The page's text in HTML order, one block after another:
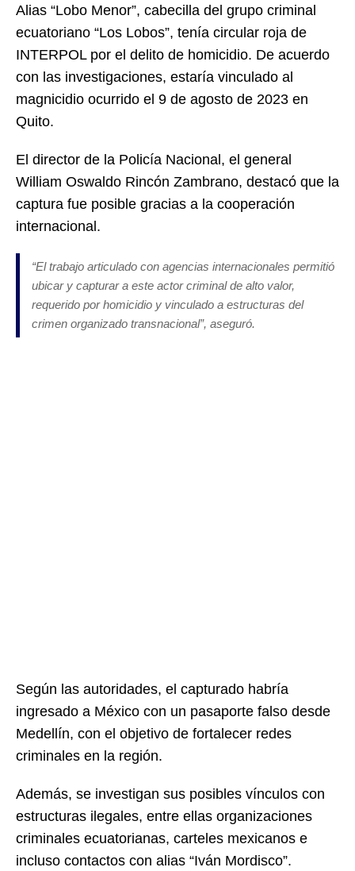
Alias “Lobo Menor”, cabecilla del grupo criminal
ecuatoriano “Los Lobos”, tenía circular roja de
INTERPOL por el delito de homicidio. De acuerdo
con las investigaciones, estaría vinculado al
magnicidio ocurrido el 9 de agosto de 2023 en
Quito.
El director de la Policía Nacional, el general
William Oswaldo Rincón Zambrano, destacó que la
captura fue posible gracias a la cooperación
internacional.
“El trabajo articulado con agencias internacionales permitió
ubicar y capturar a este actor criminal de alto valor,
requerido por homicidio y vinculado a estructuras del
crimen organizado transnacional”, aseguró.
Según las autoridades, el capturado habría
ingresado a México con un pasaporte falso desde
Medellín, con el objetivo de fortalecer redes
criminales en la región.
Además, se investigan sus posibles vínculos con
estructuras ilegales, entre ellas organizaciones
criminales ecuatorianas, carteles mexicanos e
incluso contactos con alias “Iván Mordisco”.